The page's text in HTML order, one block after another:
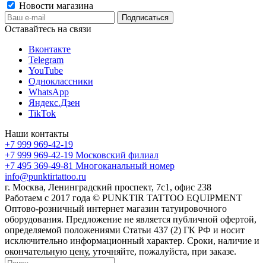
Новости магазина
Оставайтесь на связи
Вконтакте
Telegram
YouTube
Одноклассники
WhatsApp
Яндекс.Дзен
TikTok
Наши контакты
+7 999 969-42-19
+7 999 969-42-19 Московский филиал
+7 495 369-49-81 Многоканальный номер
info@punktirtattoo.ru
г. Москва, Ленинградский проспект, 7с1, офис 238
Работаем с 2017 года © PUNKTIR TATTOO EQUIPMENT
Оптово-розничный интернет магазин татуировочного
оборудования. Предложение не является публичной офертой,
определяемой положениями Статьи 437 (2) ГК РФ и носит
исключительно информационный характер. Сроки, наличие и
окончательную цену, уточняйте, пожалуйста, при заказе.